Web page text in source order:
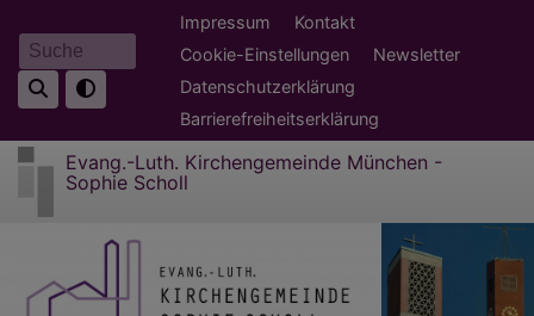
zum
Inhalt
Suche
Fußbereichsmenü
Impressum
Kontakt
Cookie-Einstellungen
Newsletter
Datenschutzerklärung
Barrierefreiheitserklärung
Evang.-Luth. Kirchengemeinde München -
Sophie Scholl